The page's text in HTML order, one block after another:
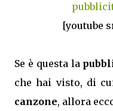
[youtube
Se è questa la
che hai visto, di
canzone, allora